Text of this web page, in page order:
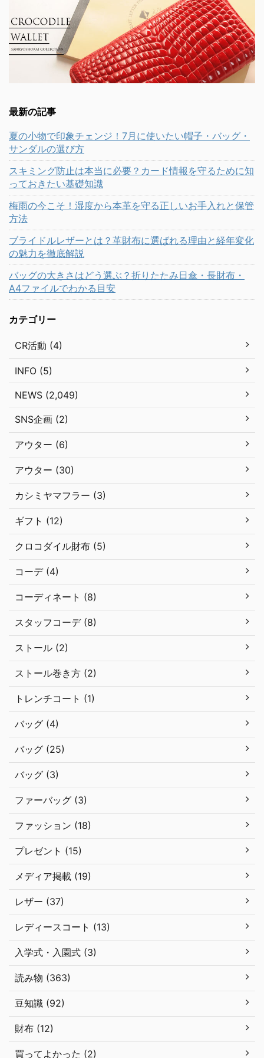
最新の記事
夏の小物で印象チェンジ！7月に使いたい帽子・バッグ・
サンダルの選び方
スキミング防止は本当に必要？カード情報を守るために知
っておきたい基礎知識
梅雨の今こそ！湿度から本革を守る正しいお手入れと保管
方法
ブライドルレザーとは？革財布に選ばれる理由と経年変化
の魅力を徹底解説
バッグの大きさはどう選ぶ？折りたたみ日傘・長財布・
A4ファイルでわかる目安
カテゴリー
CR活動 (4)
INFO (5)
NEWS (2,049)
SNS企画 (2)
アウター (6)
アウター (30)
カシミヤマフラー (3)
ギフト (12)
クロコダイル財布 (5)
コーデ (4)
コーディネート (8)
スタッフコーデ (8)
ストール (2)
ストール巻き方 (2)
トレンチコート (1)
バッグ (4)
バッグ (25)
バッグ (3)
ファーバッグ (3)
ファッション (18)
プレゼント (15)
メディア掲載 (19)
レザー (37)
レディースコート (13)
入学式・入園式 (3)
読み物 (363)
豆知識 (92)
財布 (12)
買ってよかった (2)